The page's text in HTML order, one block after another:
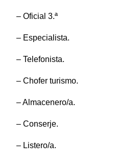
– Oficial 3.ª
– Especialista.
– Telefonista.
– Chofer turismo.
– Almacenero/a.
– Conserje.
– Listero/a.